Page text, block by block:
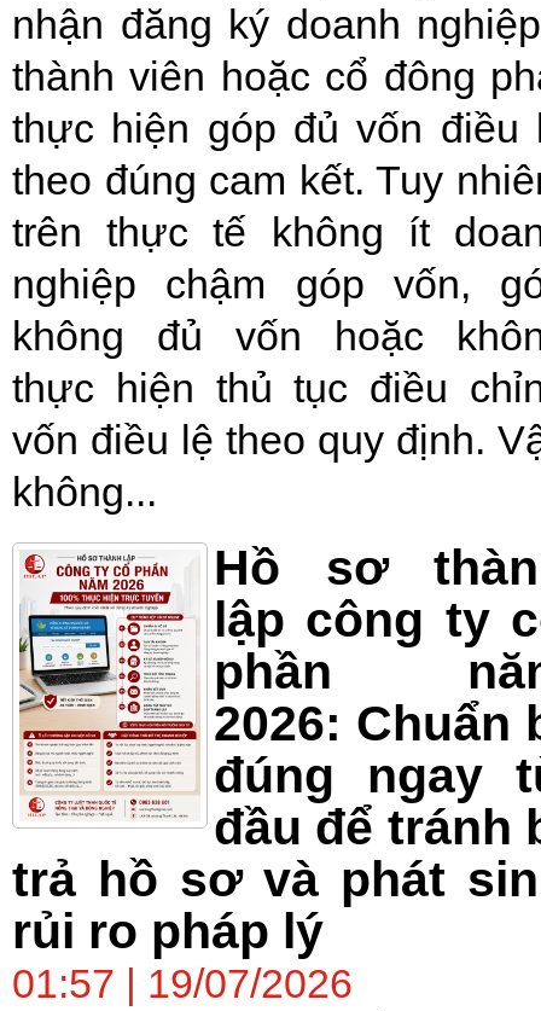
nhận đăng ký doanh
thành viên hoặc cổ đông
thực hiện góp đủ vốn điều
theo đúng cam kết. Tuy
trên thực tế không ít
nghiệp chậm góp vốn,
không đủ vốn hoặc
thực hiện thủ tục điều
vốn điều lệ theo quy định.
không...
Hồ sơ
lập công ty
phần
2026: Chuẩn
đúng ngay
đầu để tránh
trả hồ sơ và phát
rủi ro pháp lý
01:57 | 19/07/2026